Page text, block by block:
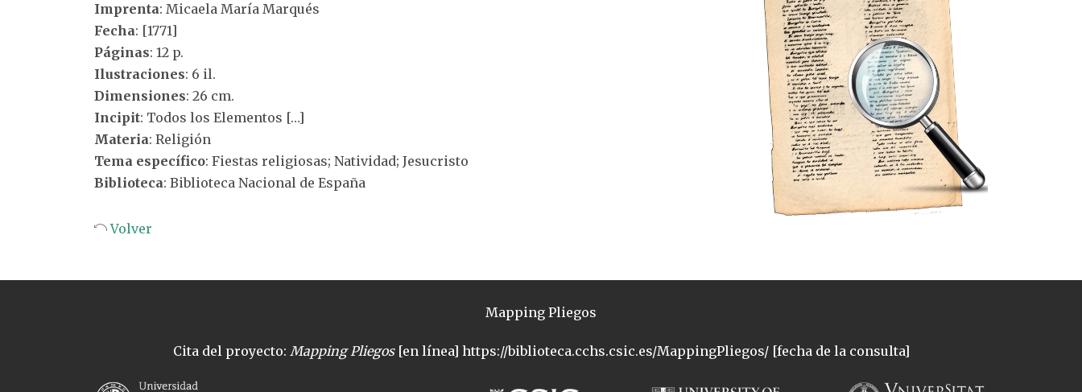
Imprenta: Micaela María Marqués
Fecha: [1771]
Páginas: 12 p.
Ilustraciones: 6 il.
Dimensiones: 26 cm.
Incipit: Todos los Elementos […]
Materia: Religión
Tema específico: Fiestas religiosas; Natividad; Jesucristo
Biblioteca: Biblioteca Nacional de España
Volver
Mapping Pliegos
Cita del proyecto: Mapping Pliegos[en línea] https://biblioteca.cchs.csic.es/MappingPliegos/ [fecha de la consulta]